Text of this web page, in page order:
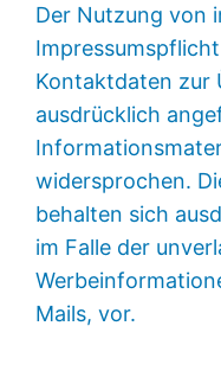
Der Nutzung von
Kontaktdaten zur
ausdrücklich
widersprochen.
behalten sich
im Falle der
Mails, vor.